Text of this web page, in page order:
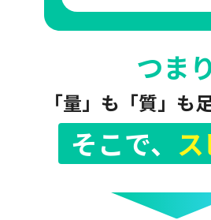
つまり
「量」も「質」も
そこで、